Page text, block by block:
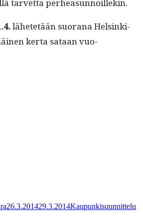
tarvet­ta perheasunnoillekin.
lähetetään suo­rana Helsin­ki-
ker­ta sataan vuo­
26.3.201429.3.2014Kaupunkisuunnittelu